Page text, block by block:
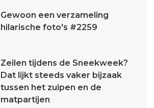
Gewoon een verzameling
hilarische foto's #2259
Zeilen tijdens de Sneekweek?
Dat lijkt steeds vaker bijzaak
tussen het zuipen en de
matpartijen